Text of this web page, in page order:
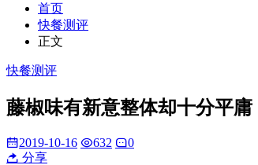
首页
快餐测评
正文
快餐测评
藤椒味有新意整体却十分平
2019-10-16 632
0
分享